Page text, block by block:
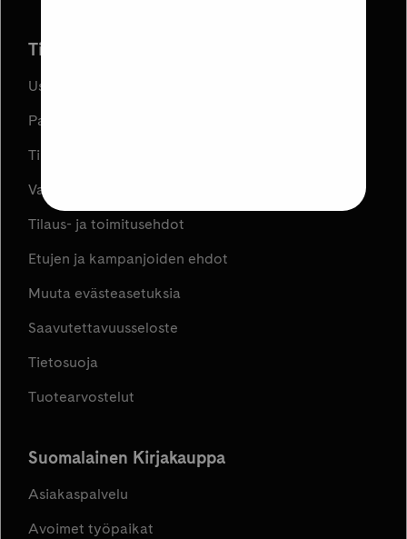
Tilaus ja toimitus
Usein kysyttyä
Palautukset
Tilauksen peruuttaminen
Varaa ja Nouda
Tilaus- ja toimitusehdot
Etujen ja kampanjoiden ehdot
Muuta evästeasetuksia
Saavutettavuusseloste
Tietosuoja
Tuotearvostelut
Suomalainen Kirjakauppa
Asiakaspalvelu
Avoimet työpaikat